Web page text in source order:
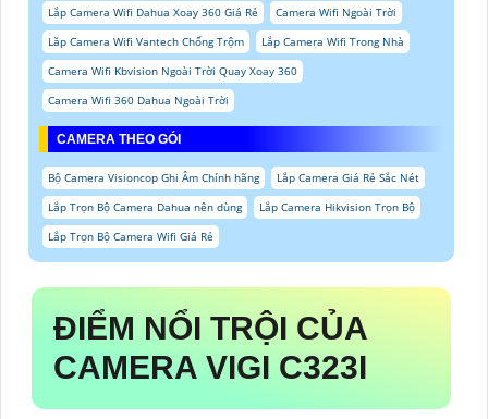
Lắp Camera Wifi Dahua Xoay 360 Giá Rẻ
Camera Wifi Ngoài Trời
Lăp Camera Wifi Vantech Chống Trộm
Lắp Camera Wifi Trong Nhà
Camera Wifi Kbvision Ngoài Trời Quay Xoay 360
Camera Wifi 360 Dahua Ngoài Trời
CAMERA THEO GÓI
Bộ Camera Visioncop Ghi Âm Chính hãng
Lắp Camera Giá Rẻ Sắc Nét
Lắp Trọn Bộ Camera Dahua nên dùng
Lắp Camera Hikvision Trọn Bộ
Lắp Trọn Bộ Camera Wifi Giá Rẻ
ĐIỂM NỔI TRỘI CỦA
CAMERA VIGI C323I